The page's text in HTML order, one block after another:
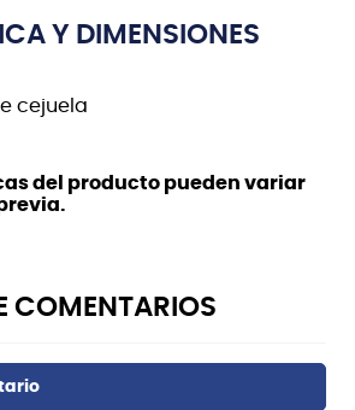
Y DIMENSIONES
cejuela
del producto pueden variar